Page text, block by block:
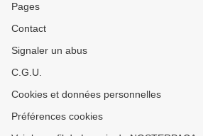
Pages
Contact
Signaler un abus
C.G.U.
Cookies et données personnelles
Préférences cookies